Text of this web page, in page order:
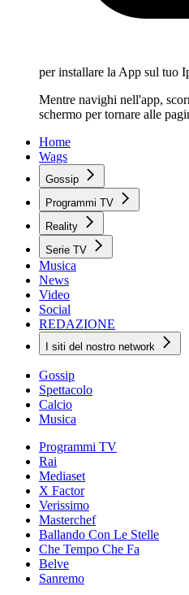
per installare la App sul tuo
Mentre navighi nell'app,
schermo per tornare alle
Home
Wags
Gossip
Programmi TV
Reality
Serie TV
Musica
News
Video
Social
REDAZIONE
I siti del nostro network
Gossip
Spettacolo
Calcio
Musica
Programmi TV
Rai
Mediaset
X Factor
Verissimo
Masterchef
Ballando Con Le Stelle
Che Tempo Che Fa
Belve
Sanremo